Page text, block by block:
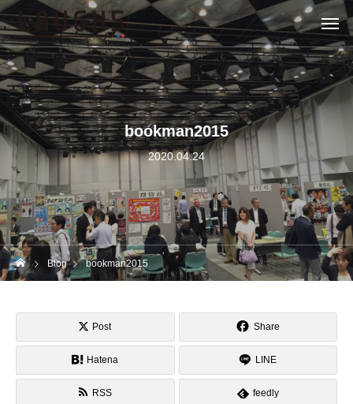
bookman2015
2020.04.24
Blog bookman2015
Post Share
Hatena LINE
RSS feedly